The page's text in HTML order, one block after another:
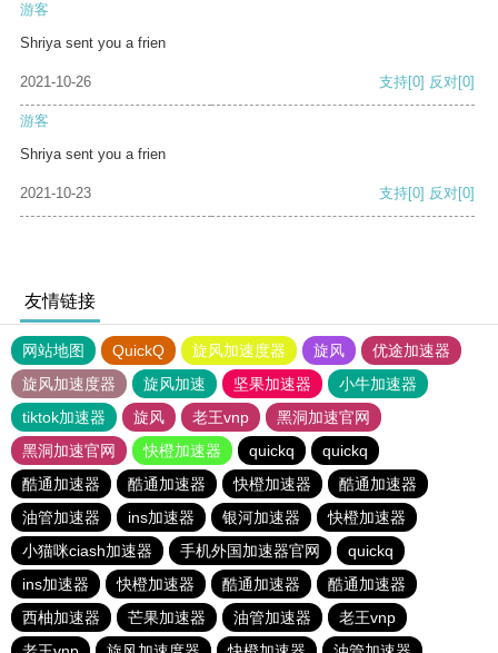
游客
Shriya sent you a frien
2021-10-26 支持[0] 反对[0]
游客
Shriya sent you a frien
2021-10-23 支持[0] 反对[0]
友情链接
网站地图 QuickQ 旋风加速度器 旋风
优途加速器
旋风加速度器
旋风加速 坚果加速器
小牛加速器
tiktok加速器
旋风 老王vnp
黑洞加速官网
黑洞加速官网
快橙加速器 quickq
quickq
酷通加速器
酷通加速器 快橙加速器
酷通加速器
油管加速器
ins加速器 银河加速器
快橙加速器
小猫咪ciash加速器
手机外国加速器官网
quickq
ins加速器
快橙加速器 酷通加速器
酷通加速器
西柚加速器
芒果加速器 油管加速器
老王vnp